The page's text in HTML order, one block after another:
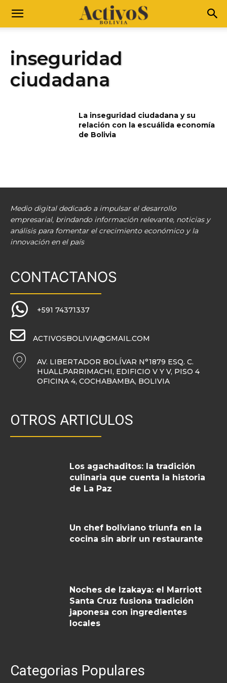
inseguridad
ciudadana
La inseguridad ciudadana y su
relación con la escuálida economía
de Bolivia
Medio digital dedicado a impulsar el desarrollo
empresarial, brindando información relevante, noticias y
análisis para fomentar el crecimiento económico y la
innovación en el país
CONTACTANOS
+591 74371337
ACTIVOSBOLIVIA@GMAIL.COM
AV. LIBERTADOR BOLÍVAR N°1879 ESQ. C.
HUALLPARRIMACHI, EDIFICIO V Y V, PISO 4
OFICINA 4, COCHABAMBA, BOLIVIA
OTROS ARTICULOS
Los agachaditos: la tradición
culinaria que cuenta la historia
de La Paz
Un chef boliviano triunfa en la
cocina sin abrir un restaurante
Noches de Izakaya: el Marriott
Santa Cruz fusiona tradición
japonesa con ingredientes
locales
Categorias Populares